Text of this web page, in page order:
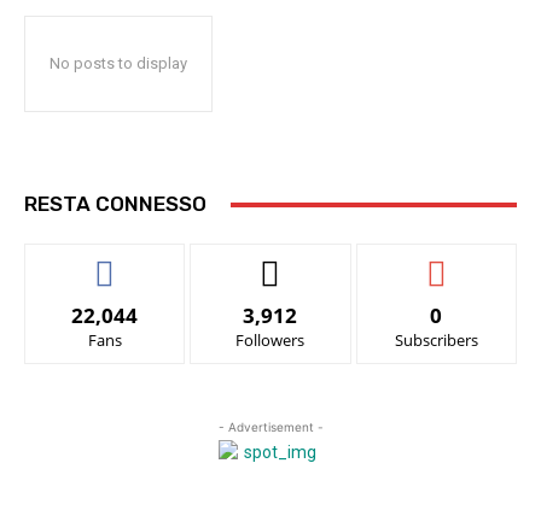
No posts to display
RESTA CONNESSO
22,044
Fans
3,912
Followers
0
Subscribers
- Advertisement -